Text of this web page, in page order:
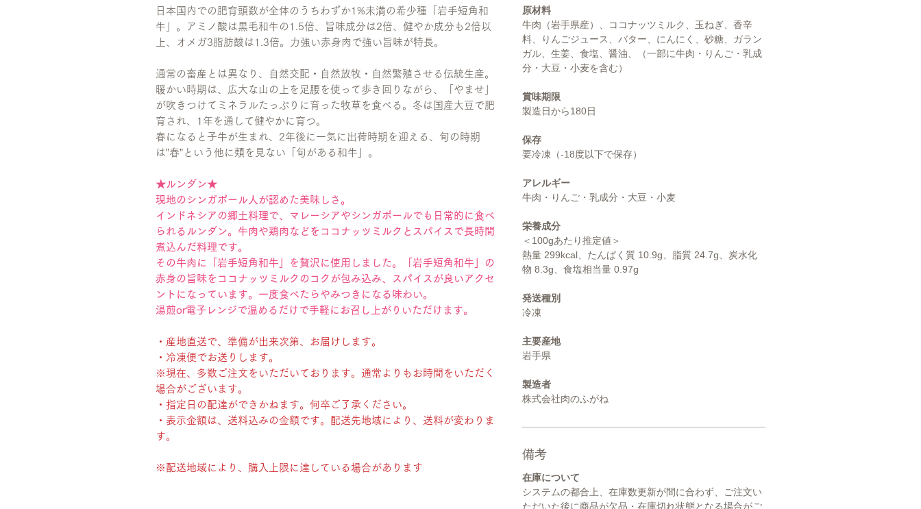
日本国内での肥育頭数が全体のうちわずか1%未満の希少種「岩手短角和
牛」。アミノ酸は黒毛和牛の1.5倍、旨味成分は2倍、健やか成分も2倍以
上、オメガ3脂肪酸は1.3倍。力強い赤身肉で強い旨味が特長。
通常の畜産とは異なり、自然交配・自然放牧・自然繁殖させる伝統生産。
暖かい時期は、広大な山の上を足腰を使って歩き回りながら、「やませ」
が吹きつけてミネラルたっぷりに育った牧草を食べる。冬は国産大豆で肥
育され、1年を通して健やかに育つ。
春になると子牛が生まれ、2年後に一気に出荷時期を迎える、旬の時期
は”春”という他に類を見ない「旬がある和牛」。
★ルンダン★
現地のシンガポール人が認めた美味しさ。
インドネシアの郷土料理で、マレーシアやシンガポールでも日常的に食べ
られるルンダン。牛肉や鶏肉などをココナッツミルクとスパイスで長時間
煮込んだ料理です。
その牛肉に「岩手短角和牛」を贅沢に使用しました。「岩手短角和牛」の
赤身の旨味をココナッツミルクのコクが包み込み、スパイスが良いアクセ
ントになっています。一度食べたらやみつきになる味わい。
湯煎or電子レンジで温めるだけで手軽にお召し上がりいただけます。
・産地直送で、準備が出来次第、お届けします。
・冷凍便でお送りします。
※現在、多数ご注文をいただいております。通常よりもお時間をいただく
場合がございます。
・指定日の配達ができかねます。何卒ご了承ください。
・表示金額は、送料込みの金額です。配送先地域により、送料が変わりま
す。
※配送地域により、購入上限に達している場合があります
原材料
牛肉（岩手県産）、ココナッツミルク、玉ねぎ、香辛
料、りんごジュース、バター、にんにく、砂糖、ガラン
ガル、生姜、食塩、醤油、（一部に牛肉・りんご・乳成
分・大豆・小麦を含む）
賞味期限
製造日から180日
保存
要冷凍（-18度以下で保存）
アレルギー
牛肉・りんご・乳成分・大豆・小麦
栄養成分
＜100gあたり推定値＞
熱量 299kcal、たんぱく質 10.9g、脂質 24.7g、炭水化
物 8.3g、食塩相当量 0.97g
発送種別
冷凍
主要産地
岩手県
製造者
株式会社肉のふがね
備考
在庫について
システムの都合上、在庫数更新が間に合わず、ご注文い
ただいた後に商品が欠品・在庫切れ状態となる場合がご